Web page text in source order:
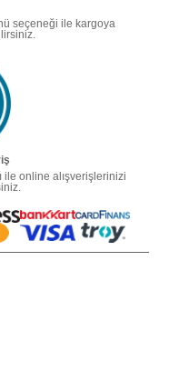
seçeneği ile kargoya
ile online alışverişlerinizi